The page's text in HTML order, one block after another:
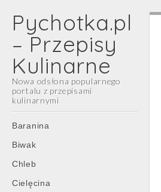
Pychotka.pl
– Przepisy
Kulinarne
Nowa odsłona popularnego
portalu z przepisami
kulinarnymi
Main
menu
Skip
content
Baranina
Biwak
Chleb
Cielęcina